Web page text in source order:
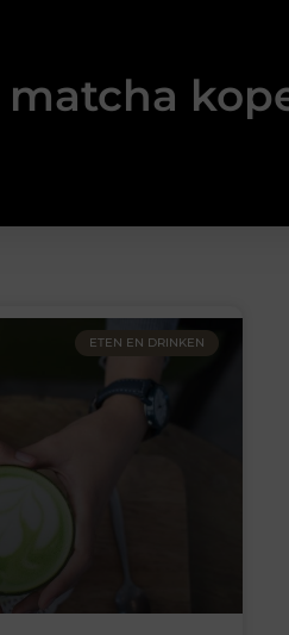
matcha
ETEN EN DRINKEN